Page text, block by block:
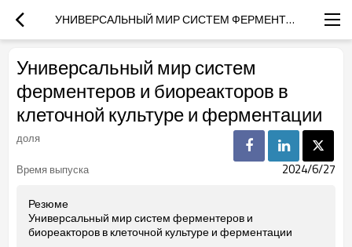
УНИВЕРСАЛЬНЫЙ МИР СИСТЕМ ФЕРМЕНТЕРОВ И БИОРЕАКТОРОВ В КЛЕТОЧНОЙ КУЛЬТУРЕ И ФЕРМЕНТАЦИИ
Универсальный мир систем
ферментеров и биореакторов в
клеточной культуре и ферментации
доля
Время выпуска
2024/6/27
Резюме
Универсальный мир систем ферментеров и
биореакторов в клеточной культуре и ферментации